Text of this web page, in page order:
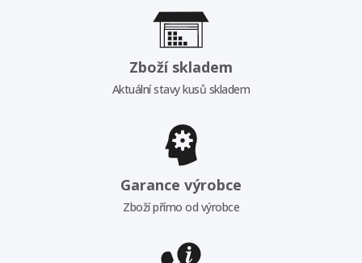
Zboží skladem
Aktuální stavy kusů skladem
Garance výrobce
Zboží přímo od výrobce